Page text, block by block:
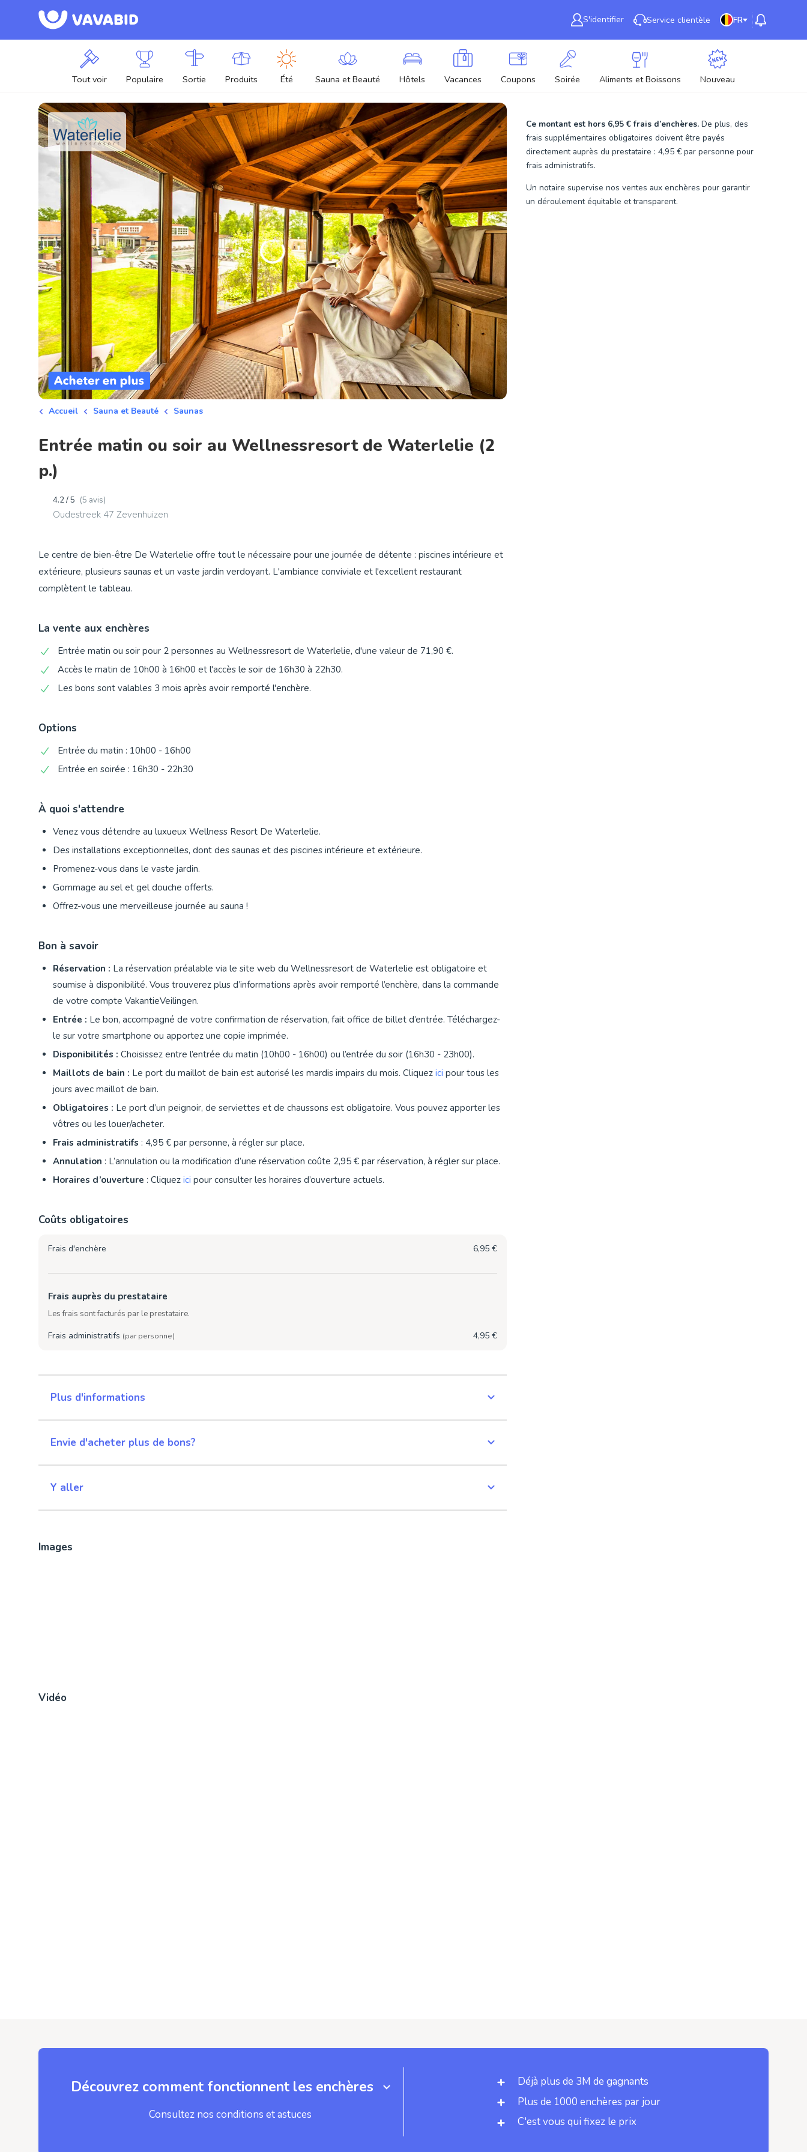
S'identifier Service clientèle FR
Tout voir Populaire Sortie Produits Été Sauna et Beauté Hôtels Vacances Coupons Soirée Aliments et Boissons Nouveau
Accueil Sauna et Beauté Saunas
Entrée matin ou soir au Wellnessresort de Waterlelie (2
p.)
4.2 / 5 (5 avis)
Oudestreek 47 Zevenhuizen
Ce montant est hors 6,95 €frais d’enchères. De plus, des
frais supplémentaires obligatoires doivent être payés
directement auprès du prestataire : 4,95 € par personne pour
frais administratifs.
Un notaire supervise nos ventes aux enchères pour garantir
un déroulement équitable et transparent.
Le centre de bien-être De Waterlelie offre tout le nécessaire pour une journée de détente : piscines intérieure et
extérieure, plusieurs saunas et un vaste jardin verdoyant. L'ambiance conviviale et l'excellent restaurant
complètent le tableau.
La vente aux enchères
Entrée matin ou soir pour 2 personnes au Wellnessresort de Waterlelie, d'une valeur de 71,90 €.
Accès le matin de 10h00 à 16h00 et l'accès le soir de 16h30 à 22h30.
Les bons sont valables 3 mois après avoir remporté l'enchère.
Options
Entrée du matin : 10h00 - 16h00
Entrée en soirée : 16h30 - 22h30
À quoi s'attendre
Venez vous détendre au luxueux Wellness Resort De Waterlelie.
Des installations exceptionnelles, dont des saunas et des piscines intérieure et extérieure.
Promenez-vous dans le vaste jardin.
Gommage au sel et gel douche offerts.
Offrez-vous une merveilleuse journée au sauna !
Bon à savoir
Réservation : La réservation préalable via le site web du Wellnessresort de Waterlelie est obligatoire et
soumise à disponibilité. Vous trouverez plus d’informations après avoir remporté l’enchère, dans la commande
de votre compte VakantieVeilingen.
Entrée : Le bon, accompagné de votre confirmation de réservation, fait office de billet d’entrée. Téléchargez-
le sur votre smartphone ou apportez une copie imprimée.
Disponibilités : Choisissez entre l’entrée du matin (10h00 - 16h00) ou l’entrée du soir (16h30 - 23h00).
Maillots de bain : Le port du maillot de bain est autorisé les mardis impairs du mois. Cliquez ici pour tous les
jours avec maillot de bain.
Obligatoires : Le port d’un peignoir, de serviettes et de chaussons est obligatoire. Vous pouvez apporter les
vôtres ou les louer/acheter.
Frais administratifs : 4,95 € par personne, à régler sur place.
Annulation : L’annulation ou la modification d’une réservation coûte 2,95 € par réservation, à régler sur place.
Horaires d’ouverture : Cliquez ici pour consulter les horaires d’ouverture actuels.
Coûts obligatoires
Frais d'enchère 6,95 €
Frais auprès du prestataire
Les frais sont facturés par le prestataire.
Frais administratifs (par personne) 4,95 €
Plus d'informations
Envie d'acheter plus de bons?
Y aller
Images
Vidéo
Découvrez comment fonctionnent les enchères
Consultez nos conditions et astuces
Déjà plus de 3M de gagnants
Plus de 1000 enchères par jour
C'est vous qui fixez le prix